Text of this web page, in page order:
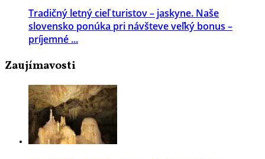
Tradičný letný cieľ turistov – jaskyne. Naše
slovensko ponúka pri návšteve veľký bonus –
príjemné ...
Zaujímavosti